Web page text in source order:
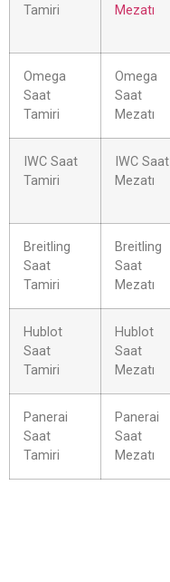
Tamiri
Mezatı
Omega
Saat
Tamiri
Omega
Saat
Mezatı
IWC Saat
Tamiri
IWC Saat
Mezatı
Breitling
Saat
Tamiri
Breitling
Saat
Mezatı
Hublot
Saat
Tamiri
Hublot
Saat
Mezatı
Panerai
Saat
Tamiri
Panerai
Saat
Mezatı